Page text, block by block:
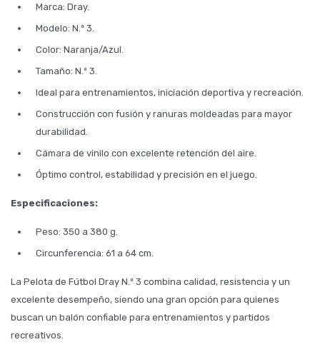
Marca: Dray.
Modelo: N.º 3.
Color: Naranja/Azul.
Tamaño: N.º 3.
Ideal para entrenamientos, iniciación deportiva y recreación.
Construcción con fusión y ranuras moldeadas para mayor
durabilidad.
Cámara de vinilo con excelente retención del aire.
Óptimo control, estabilidad y precisión en el juego.
Especificaciones:
Peso: 350 a 380 g.
Circunferencia: 61 a 64 cm.
La Pelota de Fútbol Dray N.º 3 combina calidad, resistencia y un
excelente desempeño, siendo una gran opción para quienes
buscan un balón confiable para entrenamientos y partidos
recreativos.